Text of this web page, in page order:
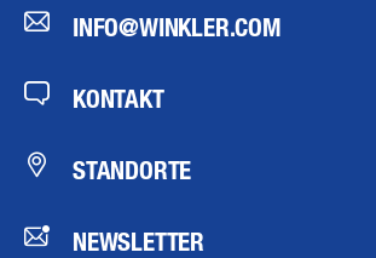
INFO@WINKLER.COM
KONTAKT
STANDORTE
NEWSLETTER